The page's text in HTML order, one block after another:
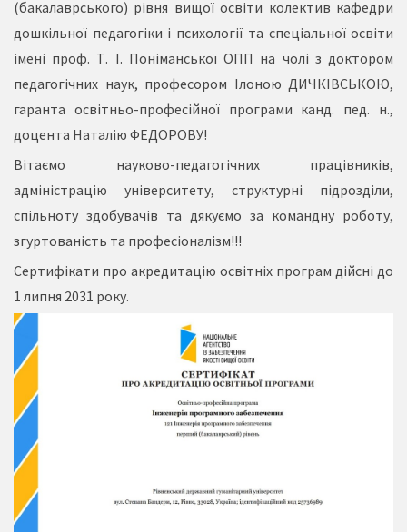
(бакалаврського) рівня вищої освіти колектив кафедри
дошкільної педагогіки і психології та спеціальної освіти
імені проф. Т. І. Поніманської ОПП на чолі з доктором
педагогічних наук, професором Ілоною ДИЧКІВСЬКОЮ,
гаранта освітньо-професійної програми канд. пед. н.,
доцента Наталію ФЕДОРОВУ!
Вітаємо науково-педагогічних працівників,
адміністрацію університету, структурні підрозділи,
спільноту здобувачів та дякуємо за командну роботу,
згуртованість та професіоналізм!!!
Сертифікати про акредитацію освітніх програм дійсні до
1 липня 2031 року.